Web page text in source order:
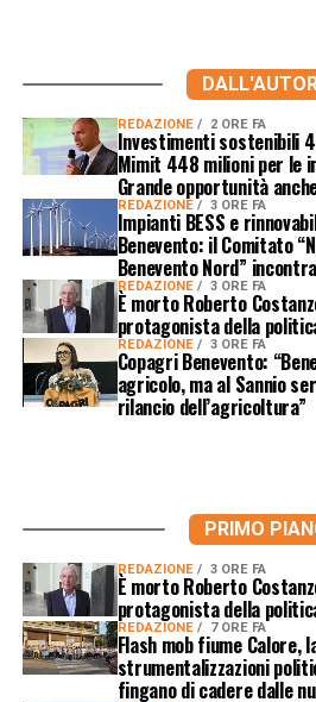
REDAZIONE 2 ORE FA
Investimenti sostenibili
Mimit 448 milioni per le
Grande opportunità
REDAZIONE 3 ORE FA
Impianti BESS e
Benevento: il Comitato
Benevento Nord”
REDAZIONE 3 ORE FA
È morto Roberto
protagonista della
REDAZIONE 3 ORE FA
Copagri Benevento:
agricolo, ma al Sannio
rilancio dell’agricoltura”
PRIMO
REDAZIONE 3 ORE FA
È morto Roberto
protagonista della
REDAZIONE 7 ORE FA
Flash mob fiume Calore,
strumentalizzazioni
fingano di cadere dalle